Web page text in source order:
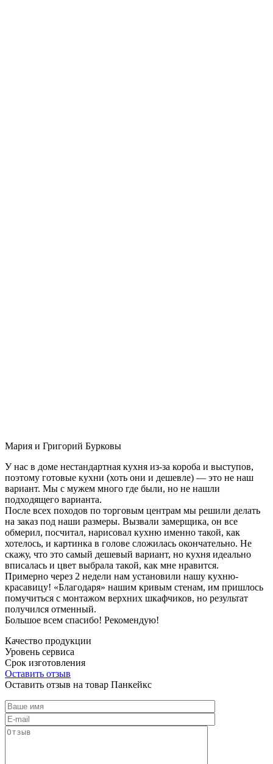
Мария и Григорий Бурковы
У нас в доме нестандартная кухня из-за короба и выступов,
поэтому готовые кухни (хоть они и дешевле) — это не наш
вариант. Мы с мужем много где были, но не нашли
подходящего варианта.
После всех походов по торговым центрам мы решили делать
на заказ под наши размеры. Вызвали замерщика, он все
обмерил, посчитал, нарисовал кухню именно такой, как
хотелось, и картинка в голове сложилась окончательно. Не
скажу, что это самый дешевый вариант, но кухня идеально
вписалась и цвет выбрала такой, как мне нравится.
Примерно через 2 недели нам установили нашу кухню-
красавицу! «Благодаря» нашим кривым стенам, им пришлось
помучиться с монтажом верхних шкафчиков, но результат
получился отменный.
Большое всем спасибо! Рекомендую!
Качество продукции
Уровень сервиса
Срок изготовления
Оставить отзыв
Оставить отзыв на товар Панкейкс